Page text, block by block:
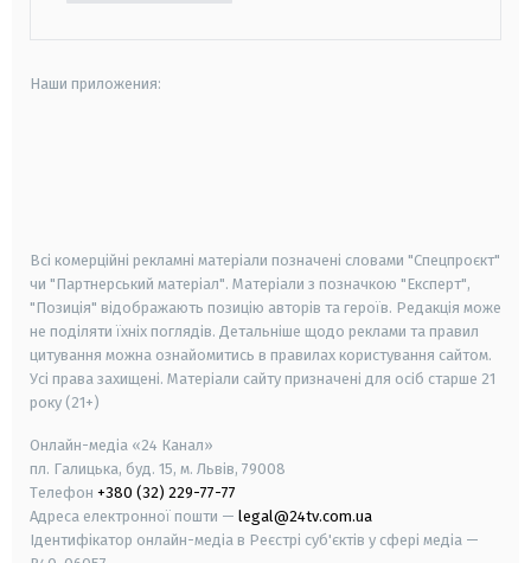
Наши приложения:
Всі комерційні рекламні матеріали позначені словами "Спецпроєкт"
чи "Партнерський матеріал". Матеріали з позначкою "Експерт",
"Позиція" відображають позицію авторів та героїв. Редакція може
не поділяти їхніх поглядів. Детальніше щодо реклами та правил
цитування можна ознайомитись в правилах користування сайтом.
Усі права захищені. Матеріали сайту призначені для осіб старше 21
року (21+)
Онлайн-медіа «24 Канал»
пл. Галицька, буд. 15, м. Львів, 79008
Телефон +380 (32) 229-77-77
Адреса електронної пошти — legal@24tv.com.ua
Ідентифікатор онлайн-медіа в Реєстрі суб'єктів у сфері медіа —